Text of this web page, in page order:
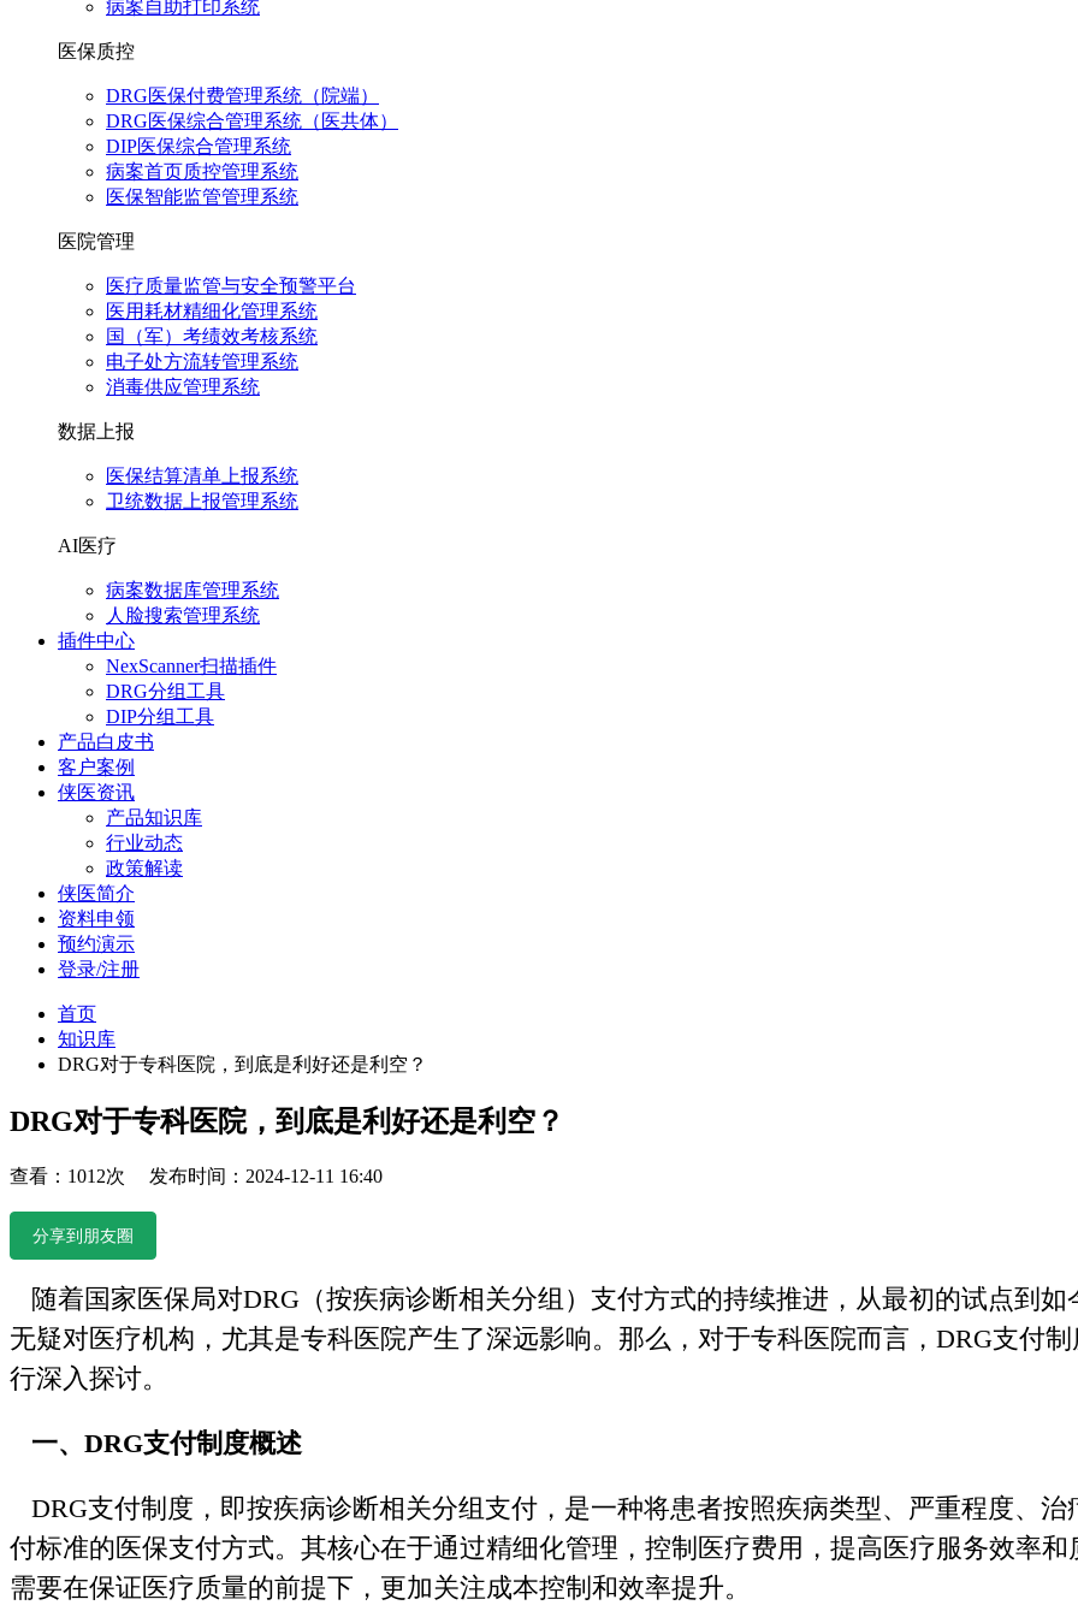
病案自助打印系统
医保质控
DRG医保付费管理系统（院端）
DRG医保综合管理系统（医共体）
DIP医保综合管理系统
病案首页质控管理系统
医保智能监管管理系统
医院管理
医疗质量监管与安全预警平台
医用耗材精细化管理系统
国（军）考绩效考核系统
电子处方流转管理系统
消毒供应管理系统
数据上报
医保结算清单上报系统
卫统数据上报管理系统
AI医疗
病案数据库管理系统
人脸搜索管理系统
插件中心
NexScanner扫描插件
DRG分组工具
DIP分组工具
产品白皮书
客户案例
侠医资讯
产品知识库
行业动态
政策解读
侠医简介
资料申领
预约演示
登录/注册
首页
知识库
DRG对于专科医院，到底是利好还是利空？
DRG对于专科医院，到底是利好还是利空？
查看：1012次 发布时间：2024-12-11 16:40
分享到朋友圈
随着国家医保局对DRG（按疾病诊断相关分组）支付方式的持续推进，从最初的试点到
无疑对医疗机构，尤其是专科医院产生了深远影响。那么，对于专科医院而言，DRG支付
行深入探讨。
一、DRG支付制度概述
DRG支付制度，即按疾病诊断相关分组支付，是一种将患者按照疾病类型、严重程度、
付标准的医保支付方式。其核心在于通过精细化管理，控制医疗费用，提高医疗服务效率
需要在保证医疗质量的前提下，更加关注成本控制和效率提升。